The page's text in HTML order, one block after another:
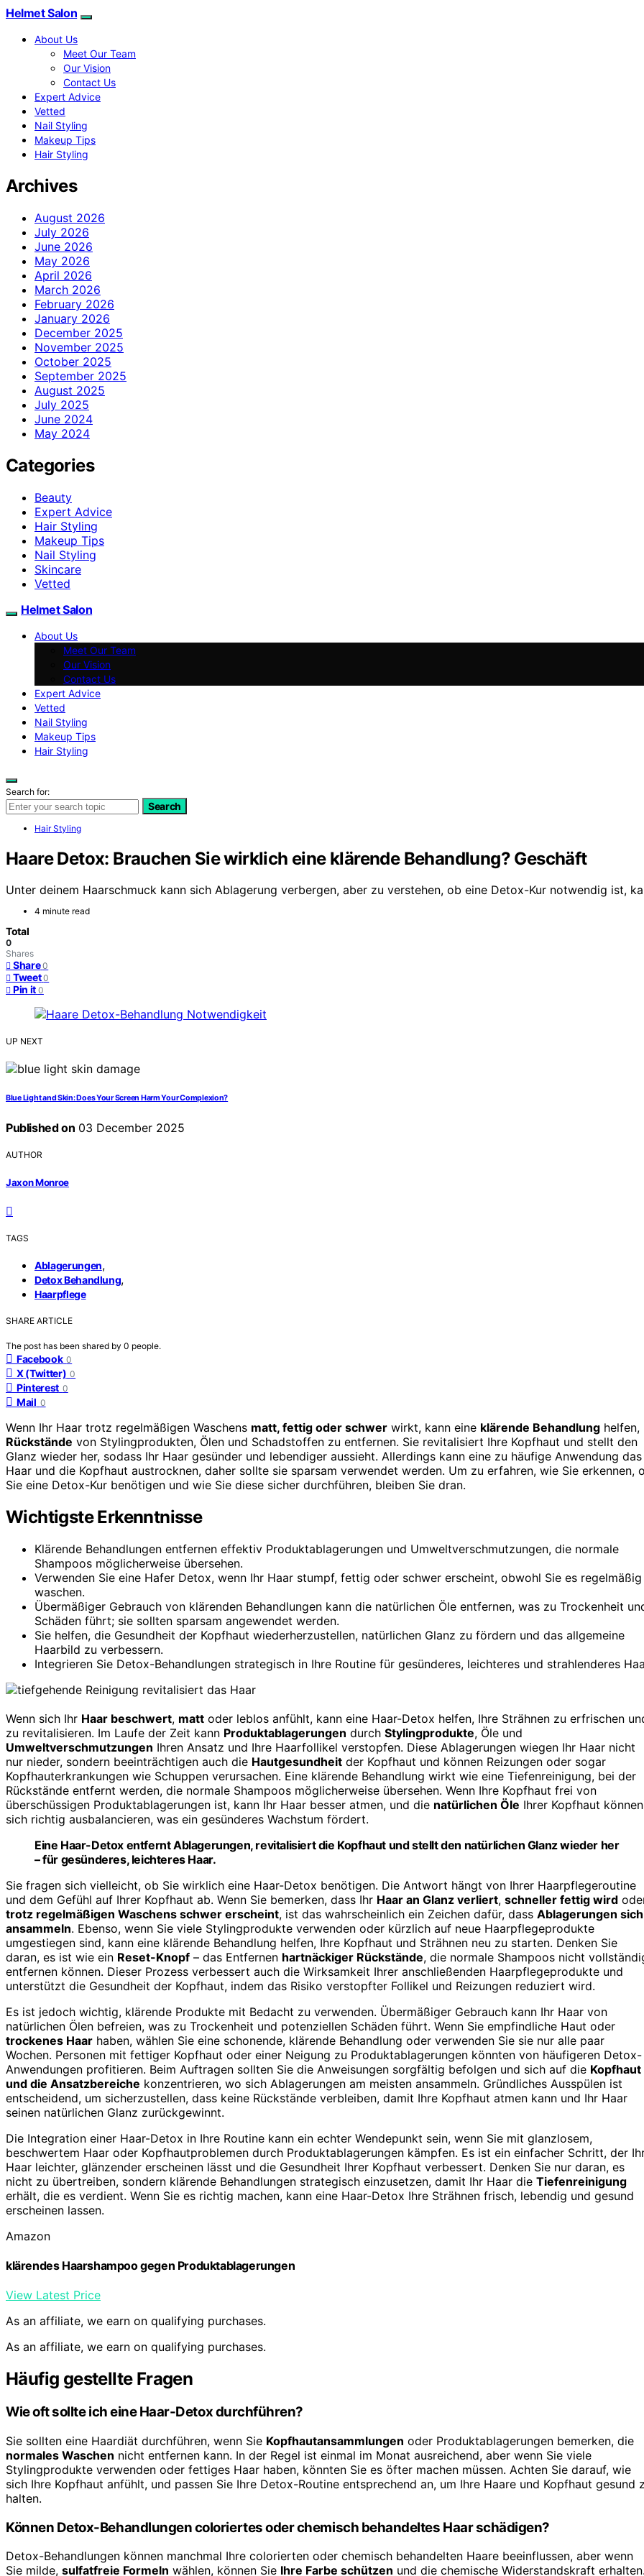
Helmet Salon
About Us
Meet Our Team
Our Vision
Contact Us
Expert Advice
Vetted
Nail Styling
Makeup Tips
Hair Styling
Archives
August 2026
July 2026
June 2026
May 2026
April 2026
March 2026
February 2026
January 2026
December 2025
November 2025
October 2025
September 2025
August 2025
July 2025
June 2024
May 2024
Categories
Beauty
Expert Advice
Hair Styling
Makeup Tips
Nail Styling
Skincare
Vetted
Helmet Salon
About Us
Meet Our Team
Our Vision
Contact Us
Expert Advice
Vetted
Nail Styling
Makeup Tips
Hair Styling
Search for:
Search
Hair Styling
Haare Detox: Brauchen Sie wirklich eine klärende Behandlung? Geschäft
Unter deinem Haarschmuck kann sich Ablagerung verbergen, aber zu verstehen, ob eine Detox-Kur notwendig ist,
4 minute read
Total
0
Shares
Share 0
Tweet 0
Pin it 0
UP NEXT
Blue Light and Skin: Does Your Screen Harm Your Complexion?
Published on 03 December 2025
AUTHOR
Jaxon Monroe
TAGS
Ablagerungen,
Detox Behandlung,
Haarpflege
SHARE ARTICLE
The post has been shared by 0 people.
Facebook 0
X (Twitter) 0
Pinterest 0
Mail 0
Wenn Ihr Haar trotz regelmäßigen Waschens matt, fettig oder schwer wirkt, kann eine klärende Behandlung helfen,
Rückstände von Stylingprodukten, Ölen und Schadstoffen zu entfernen. Sie revitalisiert Ihre Kopfhaut und stellt den
Glanz wieder her, sodass Ihr Haar gesünder und lebendiger aussieht. Allerdings kann eine zu häufige Anwendung das
Haar und die Kopfhaut austrocknen, daher sollte sie sparsam verwendet werden. Um zu erfahren, wie Sie erkennen,
Sie eine Detox-Kur benötigen und wie Sie diese sicher durchführen, bleiben Sie dran.
Wichtigste Erkenntnisse
Klärende Behandlungen entfernen effektiv Produktablagerungen und Umweltverschmutzungen, die normale
Shampoos möglicherweise übersehen.
Verwenden Sie eine Hafer Detox, wenn Ihr Haar stumpf, fettig oder schwer erscheint, obwohl Sie es regelmäßig
waschen.
Übermäßiger Gebrauch von klärenden Behandlungen kann die natürlichen Öle entfernen, was zu Trockenheit
Schäden führt; sie sollten sparsam angewendet werden.
Sie helfen, die Gesundheit der Kopfhaut wiederherzustellen, natürlichen Glanz zu fördern und das allgemeine
Haarbild zu verbessern.
Integrieren Sie Detox-Behandlungen strategisch in Ihre Routine für gesünderes, leichteres und strahlenderes
Wenn sich Ihr Haar beschwert, matt oder leblos anfühlt, kann eine Haar-Detox helfen, Ihre Strähnen zu erfrischen
zu revitalisieren. Im Laufe der Zeit kann Produktablagerungen durch Stylingprodukte, Öle und
Umweltverschmutzungen Ihren Ansatz und Ihre Haarfollikel verstopfen. Diese Ablagerungen wiegen Ihr Haar nicht
nur nieder, sondern beeinträchtigen auch die Hautgesundheit der Kopfhaut und können Reizungen oder sogar
Kopfhauterkrankungen wie Schuppen verursachen. Eine klärende Behandlung wirkt wie eine Tiefenreinigung, bei der
Rückstände entfernt werden, die normale Shampoos möglicherweise übersehen. Wenn Ihre Kopfhaut frei von
überschüssigen Produktablagerungen ist, kann Ihr Haar besser atmen, und die natürlichen Öle Ihrer Kopfhaut können
sich richtig ausbalancieren, was ein gesünderes Wachstum fördert.
Eine Haar-Detox entfernt Ablagerungen, revitalisiert die Kopfhaut und stellt den natürlichen Glanz wieder her
– für gesünderes, leichteres Haar.
Sie fragen sich vielleicht, ob Sie wirklich eine Haar-Detox benötigen. Die Antwort hängt von Ihrer Haarpflegeroutine
und dem Gefühl auf Ihrer Kopfhaut ab. Wenn Sie bemerken, dass Ihr Haar an Glanz verliert, schneller fettig wird
trotz regelmäßigen Waschens schwer erscheint, ist das wahrscheinlich ein Zeichen dafür, dass Ablagerungen sich
ansammeln. Ebenso, wenn Sie viele Stylingprodukte verwenden oder kürzlich auf neue Haarpflegeprodukte
umgestiegen sind, kann eine klärende Behandlung helfen, Ihre Kopfhaut und Strähnen neu zu starten. Denken Sie
daran, es ist wie ein Reset-Knopf – das Entfernen hartnäckiger Rückstände, die normale Shampoos nicht
entfernen können. Dieser Prozess verbessert auch die Wirksamkeit Ihrer anschließenden Haarpflegeprodukte und
unterstützt die Gesundheit der Kopfhaut, indem das Risiko verstopfter Follikel und Reizungen reduziert wird.
Es ist jedoch wichtig, klärende Produkte mit Bedacht zu verwenden. Übermäßiger Gebrauch kann Ihr Haar von
natürlichen Ölen befreien, was zu Trockenheit und potenziellen Schäden führt. Wenn Sie empfindliche Haut oder
trockenes Haar haben, wählen Sie eine schonende, klärende Behandlung oder verwenden Sie sie nur alle paar
Wochen. Personen mit fettiger Kopfhaut oder einer Neigung zu Produktablagerungen könnten von häufigeren Detox-
Anwendungen profitieren. Beim Auftragen sollten Sie die Anweisungen sorgfältig befolgen und sich auf die Kopfhaut
und die Ansatzbereiche konzentrieren, wo sich Ablagerungen am meisten ansammeln. Gründliches Ausspülen ist
entscheidend, um sicherzustellen, dass keine Rückstände verbleiben, damit Ihre Kopfhaut atmen kann und Ihr Haar
seinen natürlichen Glanz zurückgewinnt.
Die Integration einer Haar-Detox in Ihre Routine kann ein echter Wendepunkt sein, wenn Sie mit glanzlosem,
beschwertem Haar oder Kopfhautproblemen durch Produktablagerungen kämpfen. Es ist ein einfacher Schritt, der
Haar leichter, glänzender erscheinen lässt und die Gesundheit Ihrer Kopfhaut verbessert. Denken Sie nur daran, es
nicht zu übertreiben, sondern klärende Behandlungen strategisch einzusetzen, damit Ihr Haar die Tiefenreinigung
erhält, die es verdient. Wenn Sie es richtig machen, kann eine Haar-Detox Ihre Strähnen frisch, lebendig und gesund
erscheinen lassen.
Amazon
klärendes Haarshampoo gegen Produktablagerungen
View Latest Price
As an affiliate, we earn on qualifying purchases.
As an affiliate, we earn on qualifying purchases.
Häufig gestellte Fragen
Wie oft sollte ich eine Haar-Detox durchführen?
Sie sollten eine Haardiät durchführen, wenn Sie Kopfhautansammlungen oder Produktablagerungen bemerken, die
normales Waschen nicht entfernen kann. In der Regel ist einmal im Monat ausreichend, aber wenn Sie viele
Stylingprodukte verwenden oder fettiges Haar haben, könnten Sie es öfter machen müssen. Achten Sie darauf, wie
sich Ihre Kopfhaut anfühlt, und passen Sie Ihre Detox-Routine entsprechend an, um Ihre Haare und Kopfhaut gesund
halten.
Können Detox-Behandlungen coloriertes oder chemisch behandeltes Haar schädigen?
Detox-Behandlungen können manchmal Ihre colorierten oder chemisch behandelten Haare beeinflussen, aber wenn
Sie milde, sulfatfreie Formeln wählen, können Sie Ihre Farbe schützen und die chemische Widerstandskraft